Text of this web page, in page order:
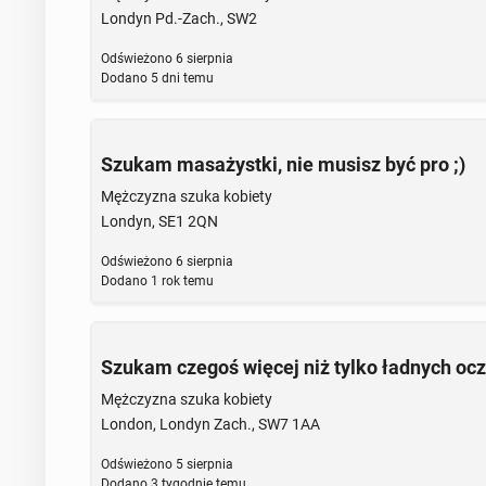
Londyn Pd.-Zach., SW2
Odświeżono6 sierpnia
Dodano5 dni temu
Szukam masażystki, nie musisz być pro ;)
Mężczyzna szuka kobiety
Londyn, SE1 2QN
Odświeżono6 sierpnia
Dodano1 rok temu
Szukam czegoś więcej niż tylko ładnych
Mężczyzna szuka kobiety
London, Londyn Zach., SW7 1AA
Odświeżono5 sierpnia